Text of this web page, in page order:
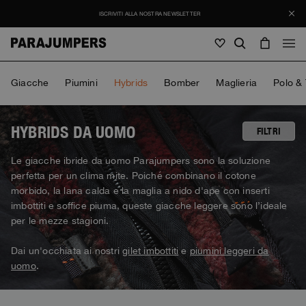
Uomo
Vedi tutto
Giacche
Piumini
Hybrids
Bomber
Maglieria
Vedi tutto
Borse & Zaini
Cappellini
Masterpiece
Invisible Cities
Donna
Vedi tutto
Giacche
Piumini
Vedi tutto
Borse & Zaini
Masterpiece
Bambino
SALDI
Journal
ISCRIVITI ALLA NOSTRA NEWSLETTER
Giacche Piumini Hybrids Bomber Maglieria Polo &
FILTRI
HYBRIDS DA UOMO
Le giacche ibride da uomo Parajumpers sono la soluzione
perfetta per un clima mite. Poiché combinano il cotone
morbido, la lana calda e la maglia a nido d'ape con inserti
imbottiti e soffice piuma, queste giacche leggere sono l’ideale
per le mezze stagioni.
Dai un'occhiata ai nostrigilet imbottitiepiumini leggeri da
uomo.